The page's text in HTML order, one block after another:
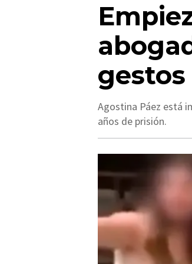
gestos
Agostina Páez está
años de prisión.